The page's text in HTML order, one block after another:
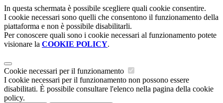
In questa schermata è possibile scegliere quali cookie consentire.
I cookie necessari sono quelli che consentono il funzionamento della
piattaforma e non è possibile disabilitarli.
Per conoscere quali sono i cookie necessari al funzionamento potete
visionare la COOKIE POLICY.
Cookie necessari per il funzionamento
I cookie necessari per il funzionamento non possono essere
disabilitati. È possibile consultare l'elenco nella pagina della cookie
policy.